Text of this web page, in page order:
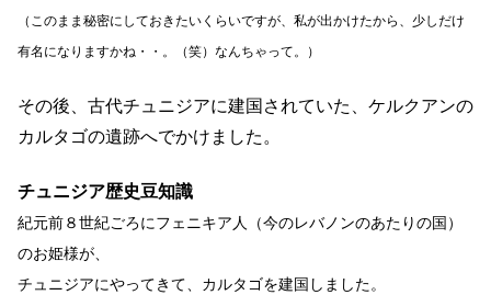
（このまま秘密にしておきたいくらいですが、私が出かけたから、少しだけ
有名になりますかね・・。（笑） なんちゃって。）
その後、古代チュニジアに建国されていた、ケルクアンの
カルタゴの遺跡へでかけました。
チュニジア歴史豆知識
紀元前８世紀ごろにフェニキア人（今のレバノンのあたりの国）
のお姫様が、
チュニジアにやってきて、カルタゴを建国しました。